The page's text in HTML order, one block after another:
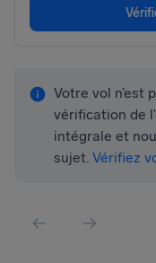
Votre vol n’est
vérification de
intégrale et
sujet. Vérifiez